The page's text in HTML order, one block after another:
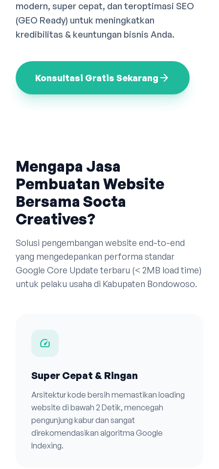
Bahasa Indonesia English 中文
modern, super cepat, dan teroptimasi SEO
(GEO Ready) untuk meningkatkan
kredibilitas & keuntungan bisnis Anda.
Konsultasi Gratis Sekarang arrow_forward
Mengapa Jasa
Pembuatan Website
Bersama Socta
Creatives?
Solusi pengembangan website end-to-end
yang mengedepankan performa standar
Google Core Update terbaru (< 2MB load time)
untuk pelaku usaha di Kabupaten Bondowoso.
speed
Super Cepat & Ringan
Arsitektur kode bersih memastikan loading
website di bawah 2 Detik, mencegah
pengunjung kabur dan sangat
direkomendasikan algoritma Google
Indexing.